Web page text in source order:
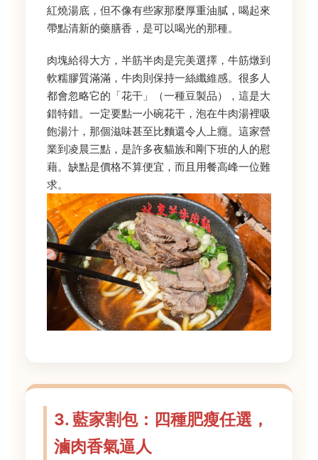
紅燒湯底，但不像有些家那麼厚重油膩，喝起來
帶點清新的藥膳香，是可以喝光的那種。
肉塊給得大方，半筋半肉是完美選擇，牛筋燉到
軟糯膠質滿滿，牛肉則保持一絲纖維感。很多人
都會忽略它的「花干」（一種豆製品），這是大
錯特錯。一定要點一小碗花干，泡在牛肉湯裡吸
飽湯汁，那個滋味甚至比麵還令人上癮。這家營
業到凌晨三點，是許多夜貓族和剛下班的人的慰
藉。缺點是價格不算便宜，而且用餐高峰一位難
求。
3. 藍家割包：四種肥瘦任選，
滷肉香氣逼人